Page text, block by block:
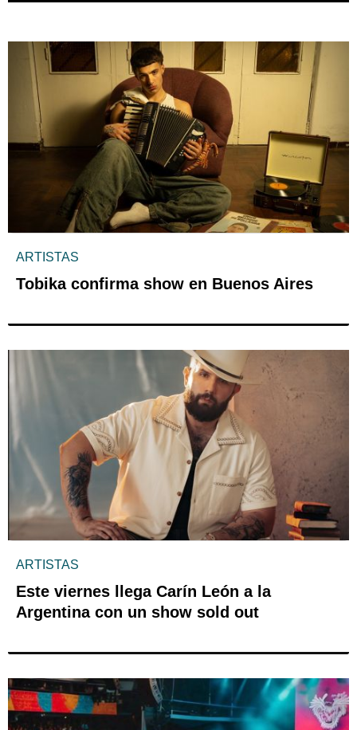
ARTISTAS
Tobika confirma show en Buenos Aires
ARTISTAS
Este viernes llega Carín León a la
Argentina con un show sold out